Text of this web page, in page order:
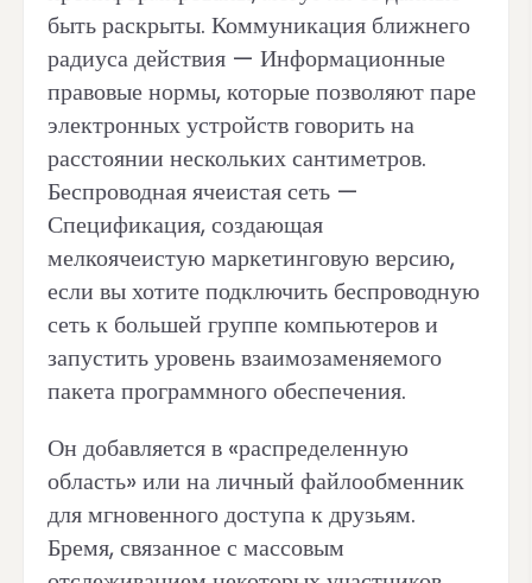
быть раскрыты. Коммуникация ближнего
радиуса действия — Информационные
правовые нормы, которые позволяют паре
электронных устройств говорить на
расстоянии нескольких сантиметров.
Беспроводная ячеистая сеть —
Спецификация, создающая
мелкоячеистую маркетинговую версию,
если вы хотите подключить беспроводную
сеть к большей группе компьютеров и
запустить уровень взаимозаменяемого
пакета программного обеспечения.
Он добавляется в «распределенную
область» или на личный файлообменник
для мгновенного доступа к друзьям.
Бремя, связанное с массовым